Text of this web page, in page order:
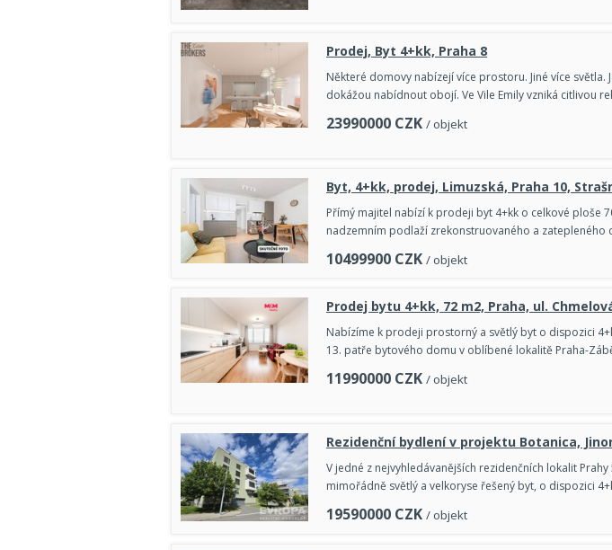
Prodej, Byt 4+kk, Praha 8
Některé domovy nabízejí více prostoru. Jiné více světla.
dokážou nabídnout obojí. Ve Vile Emily vzniká citlivou
23990000 CZK / objekt
Byt, 4+kk, prodej, Limuzská, Praha 10,
Přímý majitel nabízí k prodeji byt 4+kk o celkové ploše
nadzemním podlaží zrekonstruovaného a zatepleného
10499900 CZK / objekt
Prodej bytu 4+kk, 72 m2, Praha, ul.
Nabízíme k prodeji prostorný a světlý byt o dispozici
13. patře bytového domu v oblíbené lokalitě Praha-
11990000 CZK / objekt
Rezidenční bydlení v projektu Botanica,
V jedné z nejvyhledávanějších rezidenčních lokalit
mimořádně světlý a velkoryse řešený byt, o dispozici
19590000 CZK / objekt